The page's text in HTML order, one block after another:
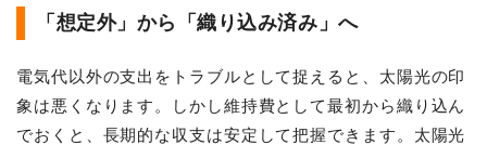
「想定外」から「織り込み済み」へ
電気代以外の支出をトラブルとして捉えると、太陽光の印
象は悪くなります。しかし維持費として最初から織り込ん
でおくと、長期的な収支は安定して把握できます。太陽光